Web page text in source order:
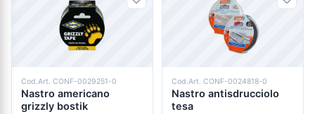
Cod.Art. CONF-0029251-0
Nastro americano
grizzly bostik
Cod.Art. CONF-0024818-0
Nastro antisdrucciolo
tesa